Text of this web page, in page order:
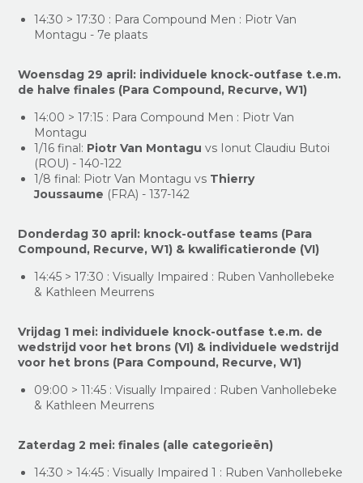
14:30 > 17:30 : Para Compound Men : Piotr Van
Montagu - 7e plaats
Woensdag 29 april: individuele knock-outfase t.e.m.
de halve finales (Para Compound, Recurve, W1)
14:00 > 17:15 : Para Compound Men : Piotr Van
Montagu
1/16 final: Piotr Van Montagu vs Ionut Claudiu Butoi
(ROU) - 140-122
1/8 final: Piotr Van Montagu vs Thierry
Joussaume (FRA) - 137-142
Donderdag 30 april: knock-outfase teams (Para
Compound, Recurve, W1) & kwalificatieronde (VI)
14:45 > 17:30 : Visually Impaired : Ruben Vanhollebeke
& Kathleen Meurrens
Vrijdag 1 mei: individuele knock-outfase t.e.m. de
wedstrijd voor het brons (VI) & individuele wedstrijd
voor het brons (Para Compound, Recurve, W1)
09:00 > 11:45 : Visually Impaired : Ruben Vanhollebeke
& Kathleen Meurrens
Zaterdag 2 mei: finales (alle categorieën)
14:30 > 14:45 : Visually Impaired 1 : Ruben Vanhollebeke